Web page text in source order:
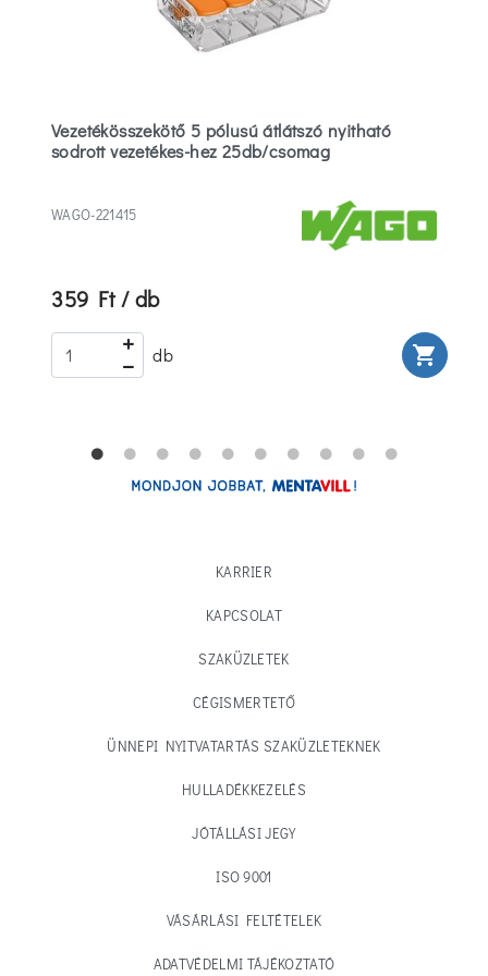
Vezetékösszekötő 5 pólusú átlátszó nyitható
sodrott vezetékes-hez 25db/csomag
WAGO-221415
359 Ft / db
db shopping_cart
KARRIER
KAPCSOLAT
SZAKÜZLETEK
CÉGISMERTETŐ
ÜNNEPI NYITVATARTÁS SZAKÜZLETEKNEK
HULLADÉKKEZELÉS
JÓTÁLLÁSI JEGY
ISO 9001
VÁSÁRLÁSI FELTÉTELEK
ADATVÉDELMI TÁJÉKOZTATÓ